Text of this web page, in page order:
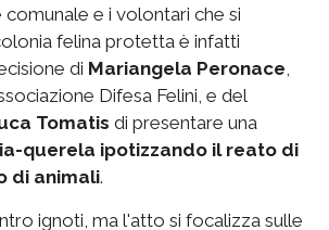
e i volontari che si
felina protetta è infatti
di Mariangela Peronace,
Difesa Felini, e del
Tomatis di presentare una
querela ipotizzando il reato di
di animali.
ignoti, ma l'atto si focalizza sulle